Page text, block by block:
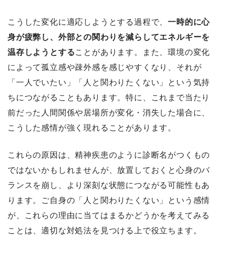
こうした変化に適応しようとする過程で、一時的に心
身が疲弊し、外部との関わりを減らしてエネルギーを
温存しようとすることがあります。また、環境の変化
によって孤立感や疎外感を感じやすくなり、それが
「一人でいたい」「人と関わりたくない」という気持
ちにつながることもあります。特に、これまで当たり
前だった人間関係や居場所が変化・消失した場合に、
こうした感情が強く現れることがあります。
これらの原因は、精神疾患のように診断名がつくもの
ではないかもしれませんが、放置しておくと心身のバ
ランスを崩し、より深刻な状態につながる可能性もあ
ります。ご自身の「人と関わりたくない」という感情
が、これらの理由に当てはまるかどうかを考えてみる
ことは、適切な対処法を見つける上で役立ちます。